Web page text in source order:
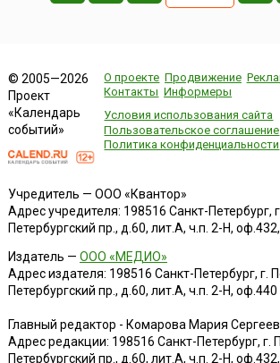
© 2005—2026
Проект
«Календарь
событий»
О проекте Продвижение
Контакты Информеры
Условия использования сайта
Пользовательское соглашение
Политика конфиденциальности
Учредитель — ООО «Квантор»
Адрес учредителя: 198516 Санкт-Петербург,
Петербургский пр., д.60, лит.А, ч.п. 2-Н,
Издатель — ООО «МЕДИО»
Адрес издателя: 198516 Санкт-Петербург, г.
Петербургский пр., д.60, лит.А, ч.п. 2-Н, оф.440
Главный редактор - Комарова Мария
Адрес редакции: 198516 Санкт-Петербург, г.
Петербургский пр., д.60, лит.А, ч.п. 2-Н,